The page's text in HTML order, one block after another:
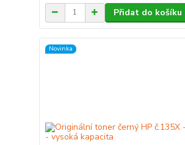
Přidat do košíku
Novinka